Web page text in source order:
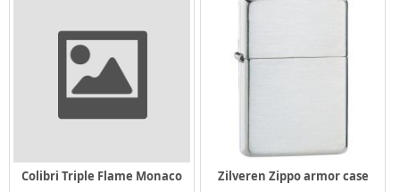
Colibri Triple Flame Monaco
Zilveren Zippo armor case